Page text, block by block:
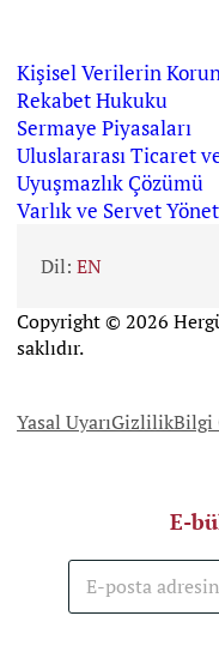
Kişisel Verilerin
Rekabet Hukuku
Sermaye Piyasaları
Uluslararası Ticaret
Uyuşmazlık Çözümü
Varlık ve Servet
Dil: EN
Copyright © 2026
saklıdır.
Yasal UyarıGizlilikBilgi
E-
*
-
E
p